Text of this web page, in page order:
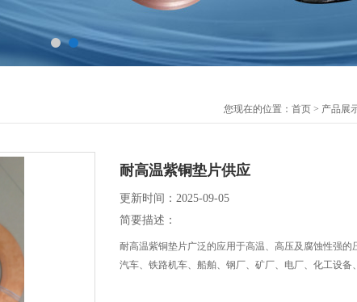
您现在的位置： 首页 > 产品展
耐高温紫铜垫片供应
更新时间：2025-09-05
简要描述：
耐高温紫铜垫片广泛的应用于高温、高压及腐蚀性强
汽车、铁路机车、船舶、钢厂、矿厂、电厂、化工设备